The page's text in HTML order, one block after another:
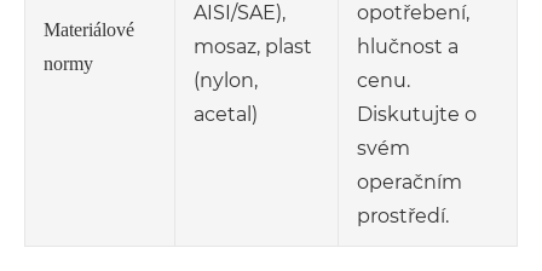
Materiálové
normy
AISI/SAE),
mosaz, plast
(nylon,
acetal)
opotřebení,
hlučnost a
cenu.
Diskutujte o
svém
operačním
prostředí.